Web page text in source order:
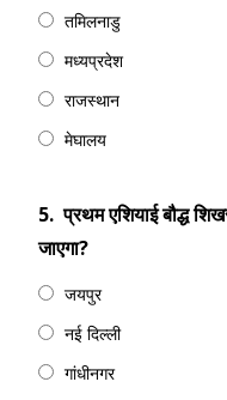
तमिलनाडु
मध्यप्रदेश
राजस्थान
मेघालय
5. प्रथम एशियाई बौद्ध
जाएगा?
जयपुर
नई दिल्ली
गांधीनगर